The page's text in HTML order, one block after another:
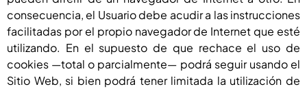
consecuencia, el Usuario debe acudir a las instrucciones
facilitadas por el propio navegador de Internet que esté
utilizando. En el supuesto de que rechace el uso de
cookies —total o parcialmente— podrá seguir usando el
Sitio Web, si bien podrá tener limitada la utilización de